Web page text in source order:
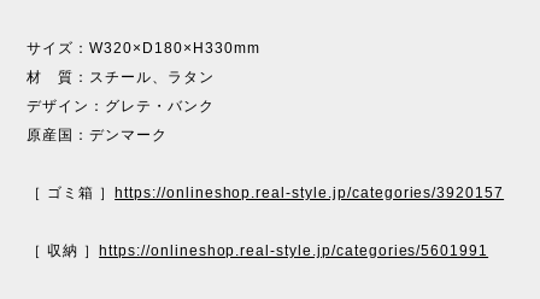
サイズ：W320×D180×H330mm
材 質：スチール、ラタン
デザイン：グレテ・バンク
原産国：デンマーク
［ ゴミ箱 ］https://onlineshop.real-style.jp/categories/3920157
［ 収納 ］https://onlineshop.real-style.jp/categories/5601991